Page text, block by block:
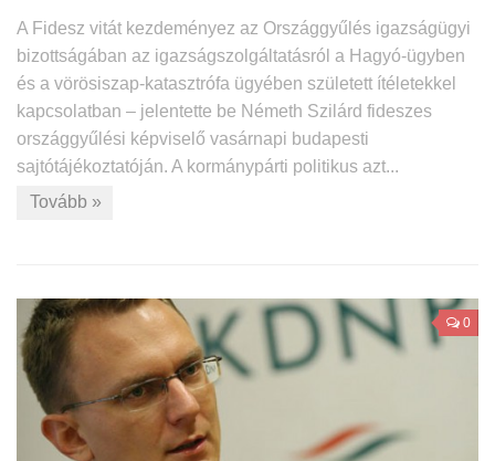
A Fidesz vitát kezdeményez az Országgyűlés igazságügyi
bizottságában az igazságszolgáltatásról a Hagyó-ügyben
és a vörösiszap-katasztrófa ügyében született ítéletekkel
kapcsolatban – jelentette be Németh Szilárd fideszes
országgyűlési képviselő vasárnapi budapesti
sajtótájékoztatóján. A kormánypárti politikus azt...
Tovább »
0